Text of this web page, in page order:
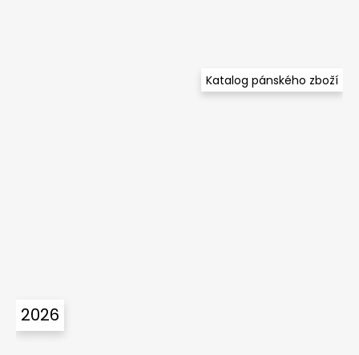
Katalog pánského zboží
2026